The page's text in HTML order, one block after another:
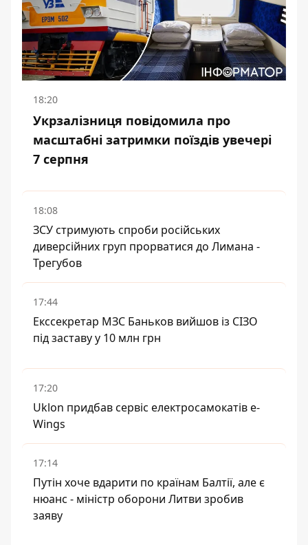
18:20
Укрзалізниця повідомила про
масштабні затримки поїздів увечері
7 серпня
18:08
ЗСУ стримують спроби російських
диверсійних груп прорватися до Лимана -
Трегубов
17:44
Екссекретар МЗС Баньков вийшов із СІЗО
під заставу у 10 млн грн
17:20
Uklon придбав сервіс електросамокатів e-
Wings
17:14
Путін хоче вдарити по країнам Балтії, але є
нюанс - міністр оборони Литви зробив
заяву